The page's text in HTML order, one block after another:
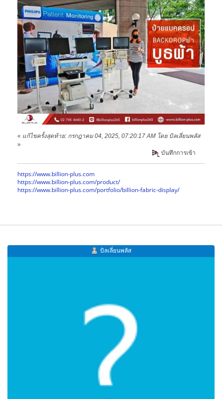
« แก้ไขครั้งสุดท้าย: กรกฎาคม 04, 2025, 07:20:17 AM โดย บิลเลี่ยนพลัส
»
บันทึกการเข้า
https://www.billion-plus.com
https://www.billion-plus.com/product/
https://www.billion-plus.com/portfolio/billion-fabric-display/
บิลเลี่ยนพลัส